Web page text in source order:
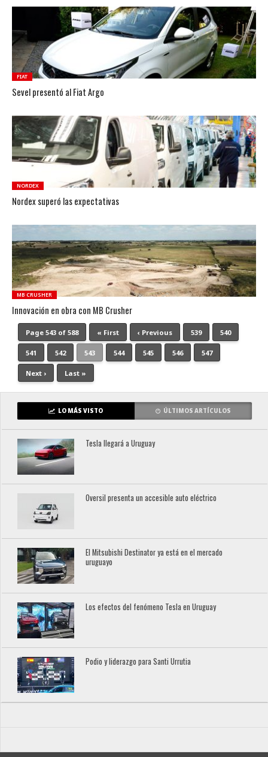
FIAT
Sevel presentó al Fiat Argo
NORDEX
Nordex superó las expectativas
MB CRUSHER
Innovación en obra con MB Crusher
Page 543 of 588 « First ‹ Previous 539 540
541 542 543 544 545 546 547
Next › Last »
LO MÁS VISTO ÚLTIMOS ARTÍCULOS
Tesla llegará a Uruguay
Oversil presenta un accesible auto eléctrico
El Mitsubishi Destinator ya está en el mercado
uruguayo
Los efectos del fenómeno Tesla en Uruguay
Podio y liderazgo para Santi Urrutia